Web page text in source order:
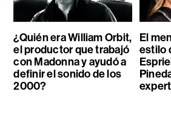
¿Quién era William Orbit,
el productor que trabajó
con Madonna y ayudó a
definir el sonido de los
2000?
El
estilo